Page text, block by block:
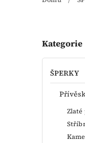
Kategorie
ŠPERKY
Zlaté